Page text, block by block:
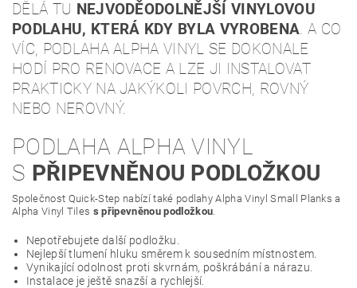
DĚLÁ TU NEJVODĚODOLNĚJŠÍ VINYLOVOU
PODLAHU, KTERÁ KDY BYLA VYROBENA. A CO
VÍC, PODLAHA ALPHA VINYL SE DOKONALE
HODÍ PRO RENOVACE A LZE JI INSTALOVAT
PRAKTICKY NA JAKÝKOLI POVRCH, ROVNÝ
NEBO NEROVNÝ.
PODLAHA ALPHA VINYL
S PŘIPEVNĚNOU PODLOŽKOU
Společnost Quick-Step nabízí také podlahy Alpha Vinyl Small Planks a
Alpha Vinyl Tiles s připevněnou podložkou.
Nepotřebujete další podložku.
Nejlepší tlumení hluku směrem k sousedním místnostem.
Vynikající odolnost proti skvrnám, poškrábání a nárazu.
Instalace je ještě snazší a rychlejší.